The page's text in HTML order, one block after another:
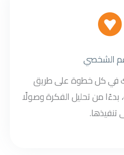
الشخصي
في كل خطوة على طريق
من تحليل الفكرة وصولًا
تنفيذها.